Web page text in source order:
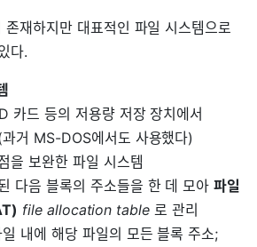
재하지만 대표적인 파일 시스템으로
다.
카드 등의 저용량 저장 장치에서
거 MS-DOS에서도 사용했다)
을 보완한 파일 시스템
다음 블록의 주소들을 한 데 모아파일
file allocation table로 관리
내에 해당 파일의 모든 블록 주소;